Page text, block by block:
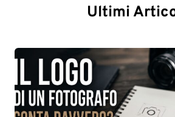
Ultimi